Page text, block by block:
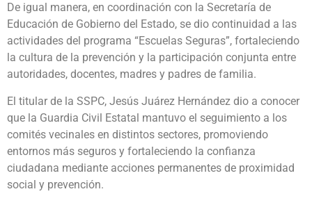
De igual manera, en coordinación con la Secretaría de
Educación de Gobierno del Estado, se dio continuidad a las
actividades del programa “Escuelas Seguras”, fortaleciendo
la cultura de la prevención y la participación conjunta entre
autoridades, docentes, madres y padres de familia.
El titular de la SSPC, Jesús Juárez Hernández dio a conocer
que la Guardia Civil Estatal mantuvo el seguimiento a los
comités vecinales en distintos sectores, promoviendo
entornos más seguros y fortaleciendo la confianza
ciudadana mediante acciones permanentes de proximidad
social y prevención.